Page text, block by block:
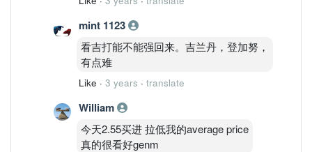
mint 1123
看吉打能不能强回来。吉兰丹，登加努，
有点难
Like · 3 years · translate
William
今天2.55买进 拉低我的average price
真的很看好genm